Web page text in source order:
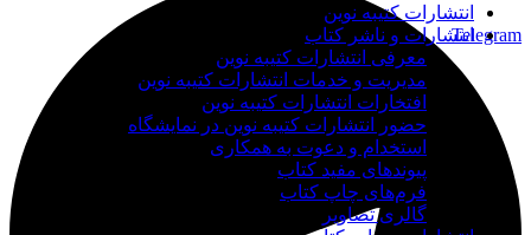
Telegram
انتشارات کتیبه نوین
انتشارات و ناشر کتاب
معرفی انتشارات کتیبه نوین
مدیریت و خدمات انتشارات کتیبه نوین
افتخارات انتشارات کتیبه نوین
حضور انتشارات کتیبه نوین در نمایشگاه‌
استخدام و دعوت به همکاری
پیوندهای مفید کتاب
فرم‌های چاپ کتاب
گالری تصاویر